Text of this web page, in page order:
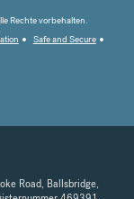
Rechte vorbehalten.
Safe and Secure
Road, Ballsbridge,